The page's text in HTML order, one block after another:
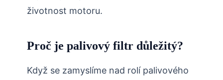
životnost motoru.
Proč je palivový filtr důležitý?
Když se zamyslíme nad rolí palivového